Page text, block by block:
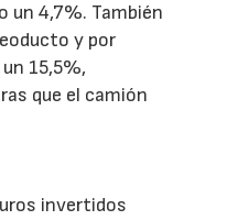
un 4,7%. También
y por
15,5%,
que el camión
invertidos